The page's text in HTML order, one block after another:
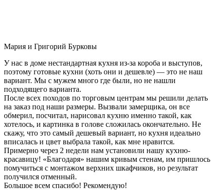
Мария и Григорий Бурковы
У нас в доме нестандартная кухня из-за короба и выступов,
поэтому готовые кухни (хоть они и дешевле) — это не наш
вариант. Мы с мужем много где были, но не нашли
подходящего варианта.
После всех походов по торговым центрам мы решили делать
на заказ под наши размеры. Вызвали замерщика, он все
обмерил, посчитал, нарисовал кухню именно такой, как
хотелось, и картинка в голове сложилась окончательно. Не
скажу, что это самый дешевый вариант, но кухня идеально
вписалась и цвет выбрала такой, как мне нравится.
Примерно через 2 недели нам установили нашу кухню-
красавицу! «Благодаря» нашим кривым стенам, им пришлось
помучиться с монтажом верхних шкафчиков, но результат
получился отменный.
Большое всем спасибо! Рекомендую!